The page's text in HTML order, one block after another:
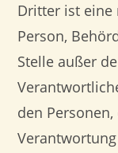
Dritter ist
Person,
Stelle außer
den